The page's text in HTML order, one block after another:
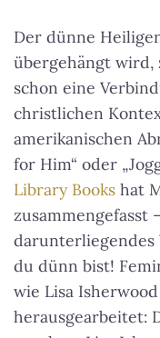
Der dünne
übergehängt wird,
schon eine
christlichen
amerikanischen
for Him“ oder
Library Books hat
zusammengefasst
darunterliegendes
du dünn bist!
wie Lisa
herausgearbeitet: